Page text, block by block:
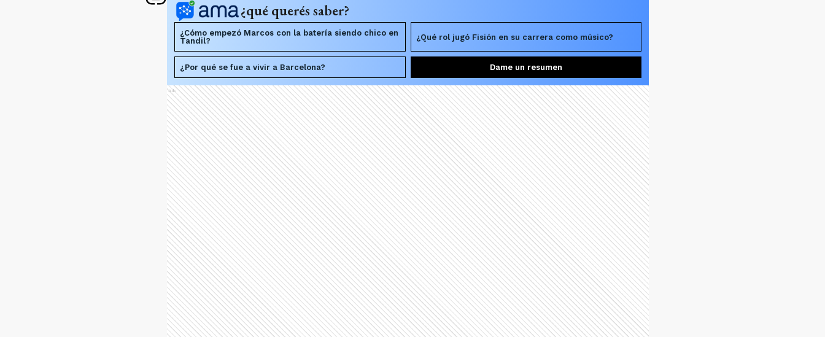
¿qué querés saber?
¿Cómo empezó Marcos con la batería siendo chico en
Tandil?
¿Qué rol jugó Fisión en su carrera como músico?
¿Por qué se fue a vivir a Barcelona? Dame un resumen
Ads